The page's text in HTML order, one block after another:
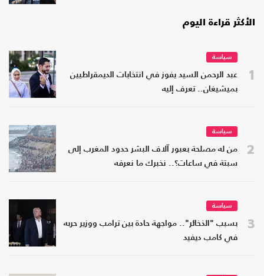
الأكثر قراءة اليوم
1
سياسة
عبد الرحمن السيد يفوز في انتخابات الديمقراطيين
بميشيغان.. تعرف إليه
2
سياسة
من له مصلحة بعبور آلاف البشر حدود المغرب إلى
سبتة في ساعات؟.. نخبرك ما نعرفه
3
سياسة
بسبب "الذخائر".. مواجهة حادة بين ترامب ووزير حربه
في كامب ديفيد